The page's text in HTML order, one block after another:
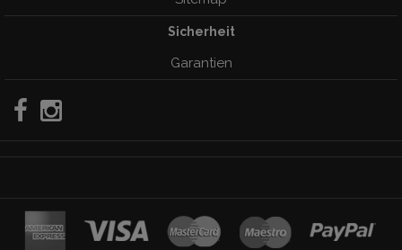
Sicherheit
Garantien